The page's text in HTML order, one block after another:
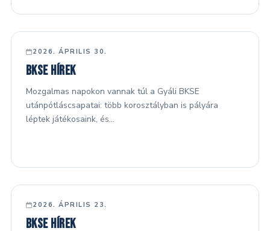
FŐ HÍREK
2026. ÁPRILIS 30.
BKSE hírek
Mozgalmas napokon vannak túl a Gyáli BKSE
utánpótláscsapatai: több korosztályban is pályára
léptek játékosaink, és…
FŐ HÍREK
2026. ÁPRILIS 23.
BKSE hírek